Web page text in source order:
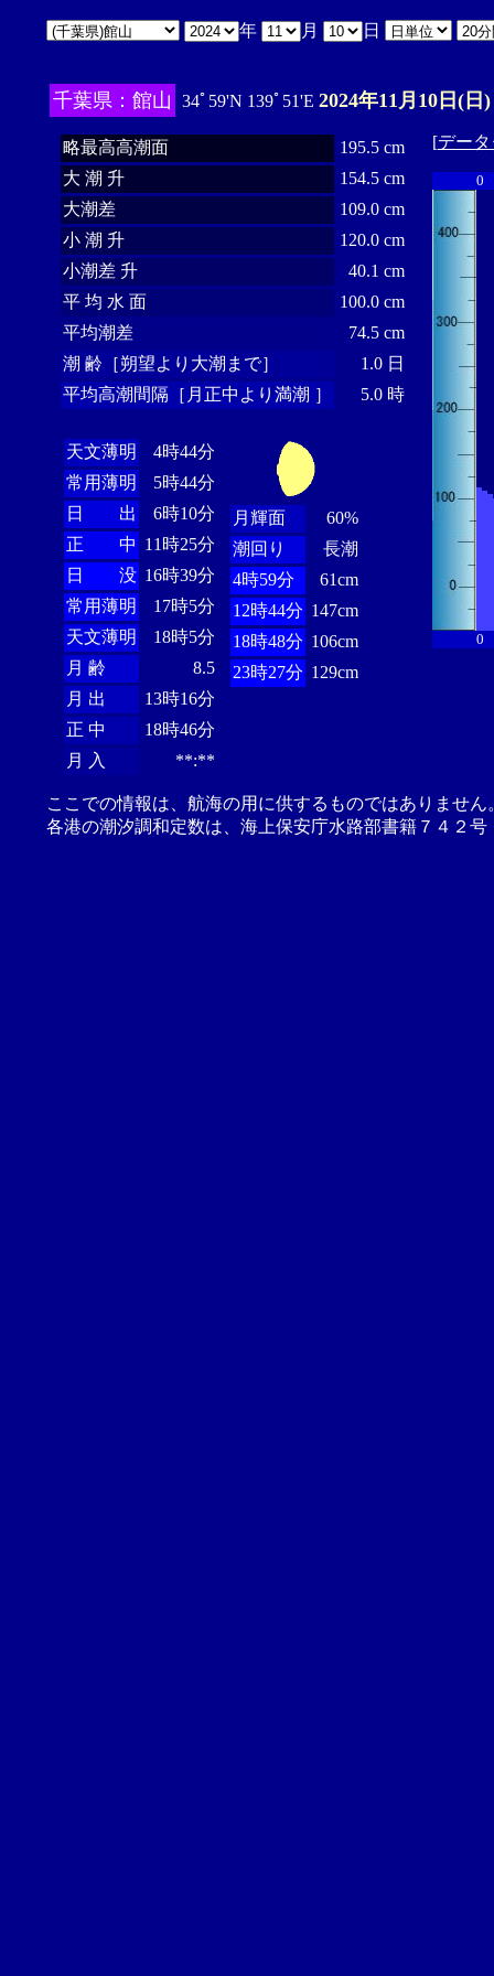
年 月 日
千葉県：館山 34ﾟ59'N 139ﾟ51'E 2024年11月10日(日)
略最高高潮面
195.5 cm
大 潮 升
154.5 cm
大潮差
109.0 cm
小 潮 升
120.0 cm
小潮差 升
40.1 cm
平 均 水 面
100.0 cm
平均潮差
74.5 cm
潮 齢［朔望より大潮まで］
1.0 日
平均高潮間隔［月正中より満潮 ］
5.0 時
天文薄明
4時44分
常用薄明
5時44分
日 出
6時10分
正 中 11時25分
日 没 16時39分
常用薄明
17時5分
天文薄明
18時5分
月 齢
8.5
月 出
13時16分
正 中
18時46分
月 入
**:**
月輝面
60%
潮回り
長潮
4時59分
61cm
12時44分 147cm
18時48分 106cm
23時27分 129cm
[デー
0
0
ここでの情報は、航海の用に供するものではありませ
各港の潮汐調和定数は、海上保安庁水路部書籍７４２